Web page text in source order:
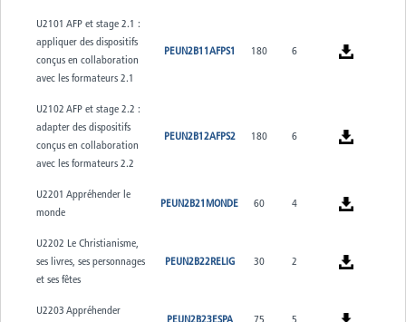
U2101 AFP et stage 2.1 :
appliquer des dispositifs
conçus en collaboration
avec les formateurs 2.1
PEUN2B11AFPS1 180 6
U2102 AFP et stage 2.2 :
adapter des dispositifs
conçus en collaboration
avec les formateurs 2.2
PEUN2B12AFPS2 180 6
U2201 Appréhender le
monde
PEUN2B21MONDE 60 4
U2202 Le Christianisme,
ses livres, ses personnages
et ses fêtes
PEUN2B22RELIG 30 2
U2203 Appréhender
PEUN2B23ESPA 75 5